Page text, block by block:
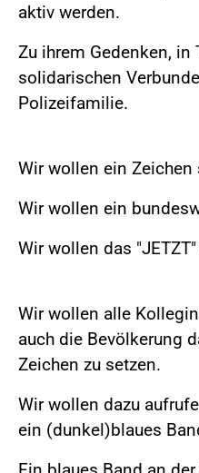
aktiv werden.
Zu ihrem Gedenken, in
solidarischen
Polizeifamilie.
Wir wollen ein Zeichen
Wir wollen ein
Wir wollen das
Wir wollen alle
auch die Bevölkerung
Zeichen zu setzen.
Wir wollen dazu
ein (dunkel)blaues